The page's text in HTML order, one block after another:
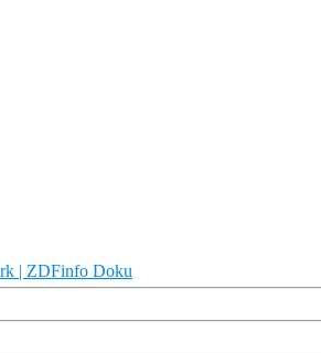
| ZDFinfo Doku